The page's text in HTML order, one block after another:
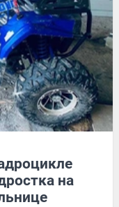
на